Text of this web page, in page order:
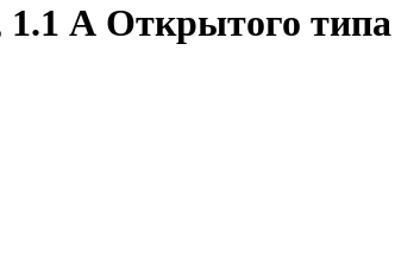
1.1 А Открытого типа